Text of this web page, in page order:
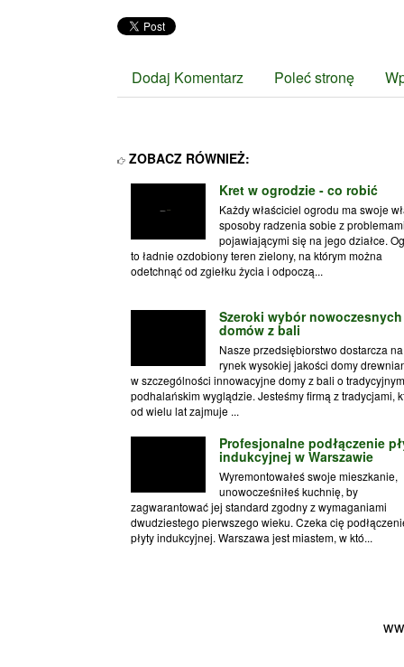
Dodaj Komentarz Poleć stronę
ZOBACZ RÓWNIEŻ:
Kret w ogrodzie - co robić
Każdy właściciel ogrodu ma swoje
sposoby radzenia sobie z
pojawiającymi się na jego działce.
to ładnie ozdobiony teren zielony, na którym można
odetchnąć od zgiełku życia i odpoczą...
Szeroki wybór nowoczesnych
domów z bali
Nasze przedsiębiorstwo dostarcza na
rynek wysokiej jakości domy
w szczególności innowacyjne domy z bali o
podhalańskim wyglądzie. Jesteśmy firmą z tradycjami,
od wielu lat zajmuje ...
Profesjonalne podłączenie
indukcyjnej w Warszawie
Wyremontowałeś swoje mieszkanie,
unowocześniłeś kuchnię, by
zagwarantować jej standard zgodny z wymaganiami
dwudziestego pierwszego wieku. Czeka cię
płyty indukcyjnej. Warszawa jest miastem, w któ...